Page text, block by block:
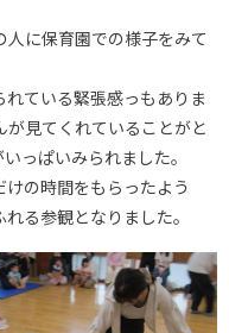
に保育園での様子をみて
ている緊張感っもありま
見てくれていることがと
っぱいみられました。
の時間をもらったよう
る参観となりました。